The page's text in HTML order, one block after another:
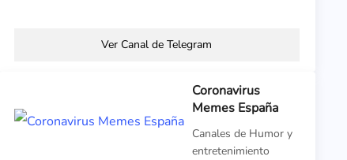
Ver Canal de Telegram
Coronavirus
Memes España
Canales de Humor y
entretenimiento